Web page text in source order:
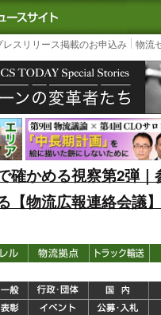
｜国内最大の物流ニュース
スリリース掲載のお申込み 物流
確かめる視察第2弾｜
【物流広報連絡会議